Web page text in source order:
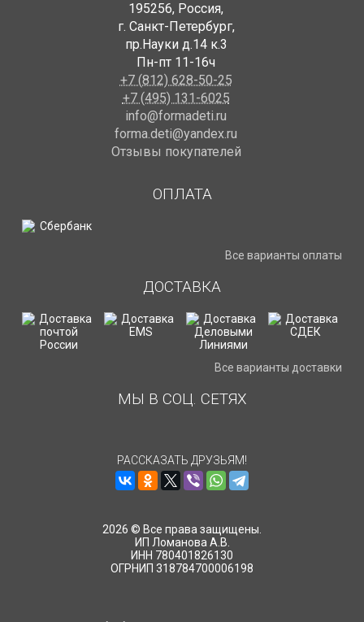
195256, Россия,
г. Санкт-Петербург,
пр.Науки д.14 к.3
Пн-пт 11-16ч
+7 (812) 628-50-25
+7 (495) 131-6025
info@formadeti.ru
forma.deti@yandex.ru
Отзывы покупателей
ОПЛАТА
Все варианты оплаты
ДОСТАВКА
Все варианты доставки
МЫ В СОЦ. СЕТЯХ
РАССКАЗАТЬ ДРУЗЬЯМ!
2026 © Все права защищены.
ИП Ломанова А.В.
ИНН 780401826130
ОГРНИП 318784700006198